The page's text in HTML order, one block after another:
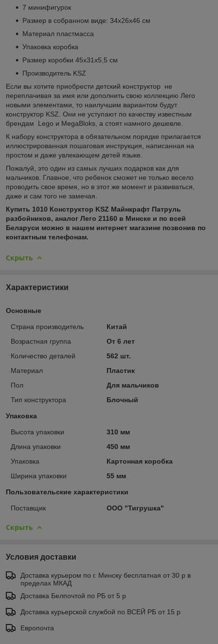
7 минифигурок
Размер в собранном виде: 34х26х46 см
Материал пластмасса
Упаковка коробка
Размер коробки 45х31х5,5 см
Производитель KSZ
Если вы хотите приобрести детский конструктор не
переплачивая за имя или дополнить свою коллекцию Лего
новыми элементами, то наилучшим вариантом будут
конструктор KSZ. Они не уступают по качеству известным
брендам Lego и MegaBloks, а стоят намного дешевле.
К набору конструктора в обязательном порядке прилагается
иллюстрированная пошаговая инструкция, написанная на
простом и даже увлекающем детей языке.
Пожалуй, это один из самых лучших подарков как для
мальчиков. Главное, что ребенок сможет не только весело
проводить свое время, но в этот же момент и развиваться,
даже и сам того не замечая.
Купить 1010 Конструктор KSZ Майнкрафт Патруль
разбойников, аналог Лего 21160 в Минске и по всей
Беларуси можно в нашем интернет магазине позвонив по
контактным телефонам.
Скрыть
Характеристики
Основные
Страна производитель
Китай
Возрастная группа
От 6 лет
Количество деталей
562 шт.
Материал
Пластик
Пол
Для мальчиков
Тип конструктора
Блочный
Упаковка
Высота упаковки
310 мм
Длина упаковки
450 мм
Упаковка
Картонная коробка
Ширина упаковки
55 мм
Пользовательские характеристики
Поставщик ООО "Тигрушка"
Скрыть
Условия доставки
Доставка курьером по г. Минску бесплатная от 30 р в
пределах МКАД
Доставка Белпочтой по РБ от 5 р
Доставка курьерской службой по ВСЕЙ РБ от 15 р
Европочта